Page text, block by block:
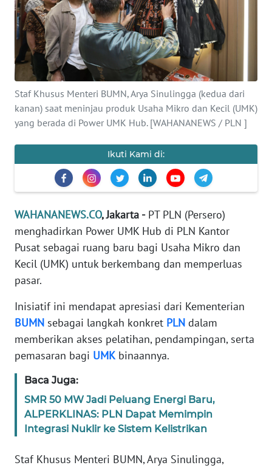
Staf Khusus Menteri BUMN, Arya Sinulingga (kedua dari
kanan) saat meninjau produk Usaha Mikro dan Kecil (UMK)
yang berada di Power UMK Hub. [WAHANANEWS / PLN ]
Ikuti Kami di:
WAHANANEWS.CO, Jakarta -PT PLN (Persero)
menghadirkan Power UMK Hub di PLN Kantor
Pusat sebagai ruang baru bagi Usaha Mikro dan
Kecil (UMK) untuk berkembang dan memperluas
pasar.
Inisiatif ini mendapat apresiasi dari Kementerian
BUMN sebagai langkah konkret PLN dalam
memberikan akses pelatihan, pendampingan, serta
pemasaran bagi UMKbinaannya.
Baca Juga:
SMR 50 MW Jadi Peluang Energi Baru,
ALPERKLINAS: PLN Dapat Memimpin
Integrasi Nuklir ke Sistem Kelistrikan
Staf Khusus Menteri BUMN, Arya Sinulingga,
INTERNASIONAL
SERBA-SERBI
PENDIDIKAN
OLAHRAGA
EDITORIAL
INDEKS
BERITA
KAMI
INFO
IKLAN
TENTANG
KAMI
PEDOMAN
SIBER